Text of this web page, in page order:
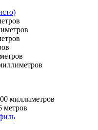
миллиметров
метров